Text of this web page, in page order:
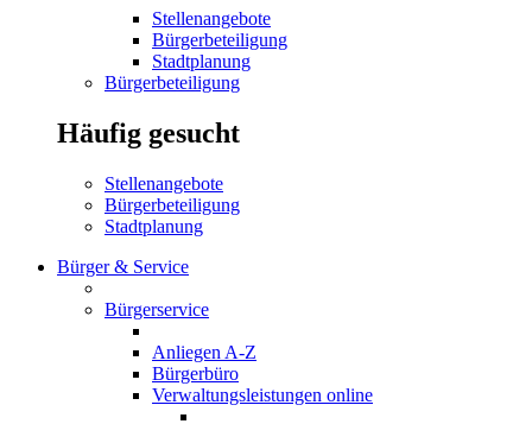
Stellenangebote
Bürgerbeteiligung
Stadtplanung
Bürgerbeteiligung
Häufig gesucht
Stellenangebote
Bürgerbeteiligung
Stadtplanung
Bürger & Service
Bürgerservice
Anliegen A-Z
Bürgerbüro
Verwaltungsleistungen online